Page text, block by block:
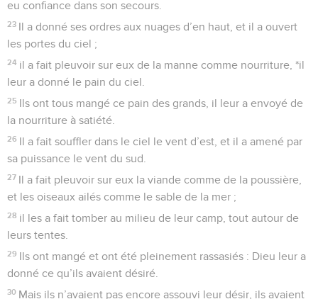
Seuls les Évangiles sont disponibles en vidéo pour le moment.
Viens à notre aide, nous sommes tombés
bien bas
Cantique d’Asaph. Mon peuple, écoute mes instructions !
Prête l’oreille aux paroles de ma bouche !
2 *J’ouvre la bouche pour parler en paraboles, j’annonce la
sagesse du passé.
3 Ce que nous avons entendu, ce que nous savons, ce que
nos pères nous ont raconté,
4 nous ne le cacherons pas à leurs enfants ; nous redirons à
la génération future les louanges de l’Eternel, sa puissance
et les merveilles qu’il a accomplies.
5 Il a établi un témoignage en Jacob, il a mis une loi en